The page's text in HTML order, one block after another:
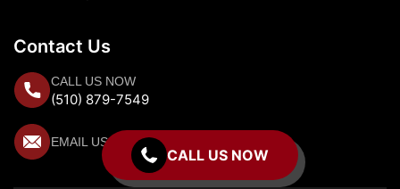
CALL US NOW
Contact Us
CALL US NOW
(510) 879-7549
EMAIL US NOW